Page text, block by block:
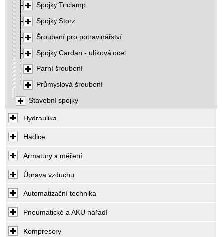
Spojky Triclamp
Spojky Storz
Šroubení pro potravinářství
Spojky Cardan - ulíková ocel
Parní šroubení
Průmyslová šroubení
Stavební spojky
Hydraulika
Hadice
Armatury a měření
Úprava vzduchu
Automatizační technika
Pneumatické a AKU nářadí
Kompresory